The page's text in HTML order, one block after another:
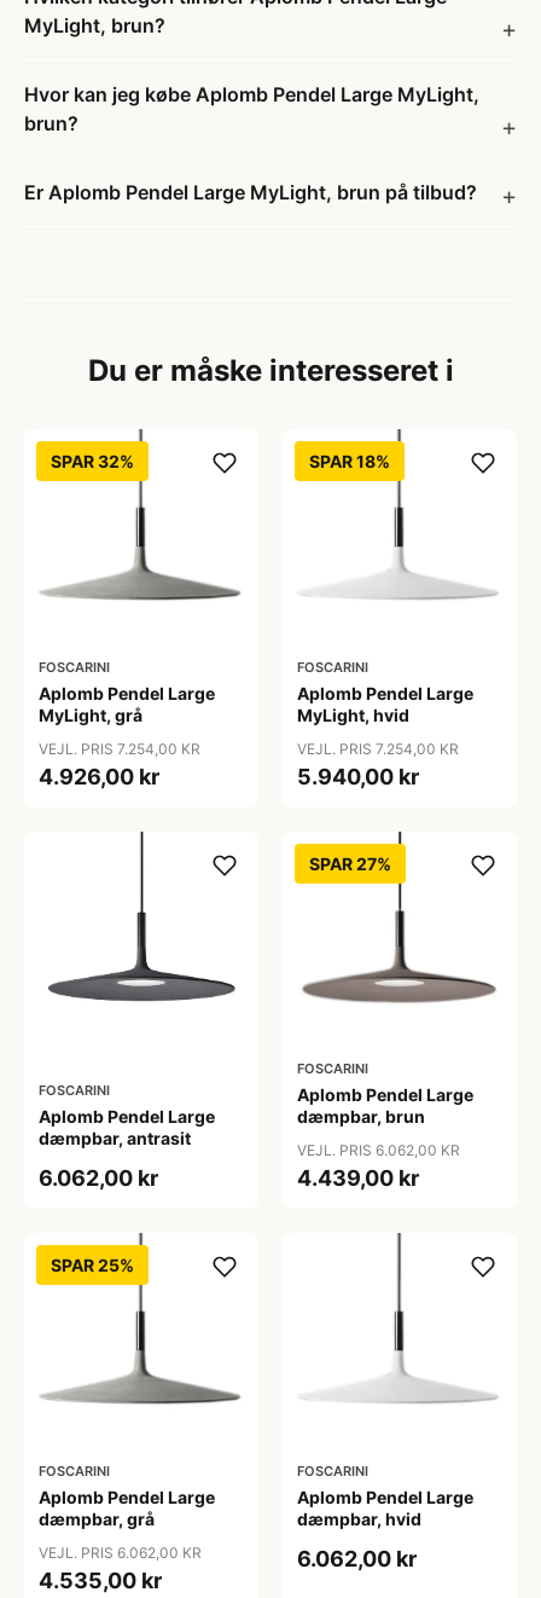
MyLight, brun?
Hvor kan jeg købe Aplomb Pendel Large MyLight,
brun?
Er Aplomb Pendel Large MyLight, brun på tilbud?
Du er måske interesseret i
SPAR 32%
FOSCARINI
Aplomb Pendel Large
MyLight, grå
VEJL. PRIS 7.254,00 KR
4.926,00 kr
SPAR 18%
FOSCARINI
Aplomb Pendel Large
MyLight, hvid
VEJL. PRIS 7.254,00 KR
5.940,00 kr
FOSCARINI
Aplomb Pendel Large
dæmpbar, antrasit
6.062,00 kr
SPAR 27%
FOSCARINI
Aplomb Pendel Large
dæmpbar, brun
VEJL. PRIS 6.062,00 KR
4.439,00 kr
SPAR 25%
FOSCARINI
Aplomb Pendel Large
dæmpbar, grå
VEJL. PRIS 6.062,00 KR
4.535,00 kr
FOSCARINI
Aplomb Pendel Large
dæmpbar, hvid
6.062,00 kr